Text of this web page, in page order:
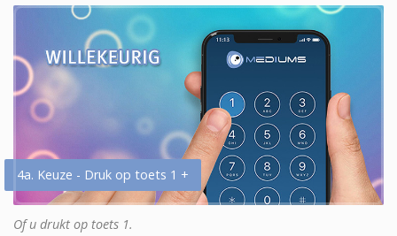
4a. Keuze - Druk op toets 1 +
Of u drukt op toets 1.